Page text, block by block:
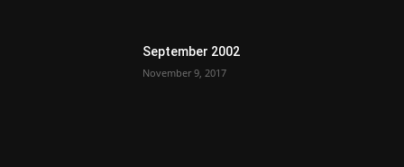
September 2002
November 9, 2017